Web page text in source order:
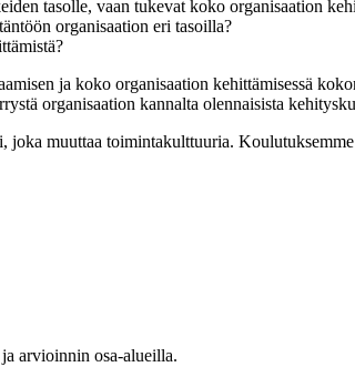
tasolle, vaan tukevat koko organisaation
organisaation eri tasoilla?
ja koko organisaation kehittämisessä
organisaation kannalta olennaisista
muuttaa toimintakulttuuria.
arvioinnin osa-alueilla.